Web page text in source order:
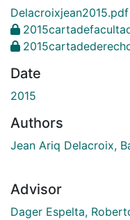
Delacroixjean2015.pdf
Date
2015
Authors
Jean Ariq Delacroix,
Advisor
Dager Espelta,